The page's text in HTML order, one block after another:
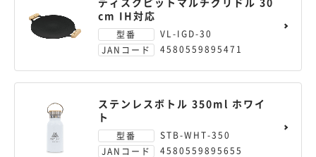
cm IH対応
型番
VL-IGD-30
JANコード
4580559895471
ステンレスボトル 350ml ホワイ
ト
型番
STB-WHT-350
JANコード
4580559895655